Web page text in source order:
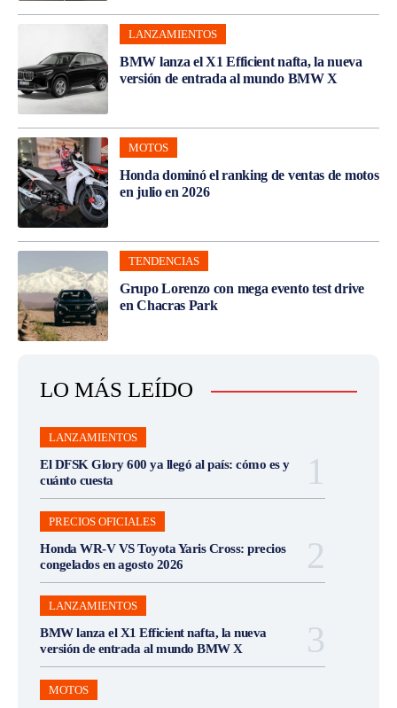
LANZAMIENTOS
BMW lanza el X1 Efficient nafta, la nueva
versión de entrada al mundo BMW X
MOTOS
Honda dominó el ranking de ventas de motos
en julio en 2026
TENDENCIAS
Grupo Lorenzo con mega evento test drive
en Chacras Park
LO MÁS LEÍDO
LANZAMIENTOS
El DFSK Glory 600 ya llegó al país: cómo es y
cuánto cuesta
PRECIOS OFICIALES
Honda WR-V VS Toyota Yaris Cross: precios
congelados en agosto 2026
LANZAMIENTOS
BMW lanza el X1 Efficient nafta, la nueva
versión de entrada al mundo BMW X
MOTOS